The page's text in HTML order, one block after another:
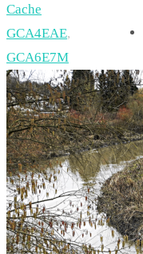
Cache
GCA4EAE,
GCA6E7M